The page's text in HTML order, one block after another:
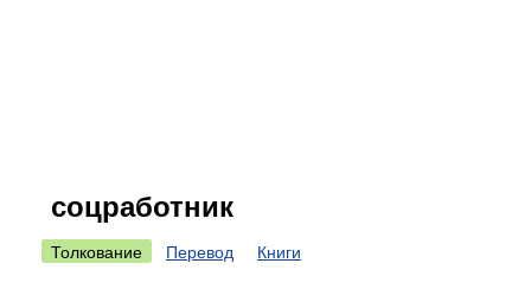
соцработник
Толкование Перевод Книги